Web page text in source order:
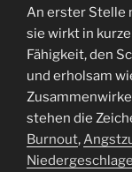
An erster Stelle
sie wirkt in
Fähigkeit, den
und erholsam
stehen die
Burnout,